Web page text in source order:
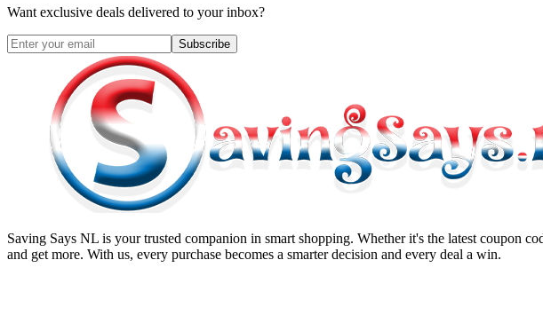
Want exclusive deals delivered to your inbox?
Subscribe
Saving Says NL is your trusted companion in smart shopping. Whether it's the latest coupon
and get more. With us, every purchase becomes a smarter decision and every deal a win.